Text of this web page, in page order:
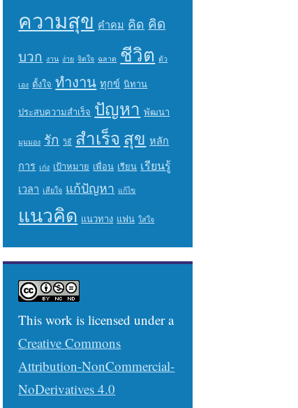
ความสุข คำคม คิด คิด
บวก งาน ง่าย จิตใจ ฉลาด ชีวิต ตัว
เอง ตั้งใจ ทำงาน ทุกข์ นิทาน
ประสบความสำเร็จ ปัญหา พัฒนา
มุมมอง รัก วิธี สำเร็จ สุข หลัก
การ เก่ง เป้าหมาย เพื่อน เรียน เรียนรู้
เวลา เสียใจ แก้ปัญหา แก้ไข
แนวคิด แนวทาง แฟน ใส่ใจ
This work is licensed under a
Creative Commons
Attribution-NonCommercial-
NoDerivatives 4.0